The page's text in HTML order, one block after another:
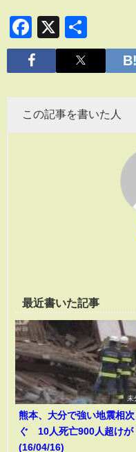
Facebook
X
有
この記事を書いた人
最近書いた記事
未
熊本、大分で強い地震相次
ぐ 10人死亡900人超けが
(16/04/16)